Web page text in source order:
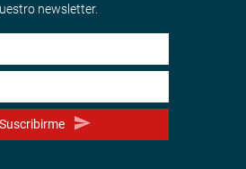
newsletter.
Suscribirme